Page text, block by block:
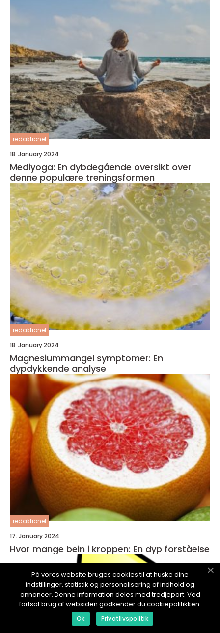
redaktionel
18. January 2024
Mediyoga: En dybdegående oversikt over
denne populære treningsformen
redaktionel
18. January 2024
Magnesiummangel symptomer: En
dypdykkende analyse
redaktionel
17. January 2024
Hvor mange bein i kroppen: En dyp forståelse
På vores website bruges cookies til at huske dine
indstillinger, statistik og personalisering af indhold og
annoncer. Denne information deles med tredjepart. Ved
fortsat brug af websiden godkender du cookiepolitikken.
Ok Privatlivspolitik